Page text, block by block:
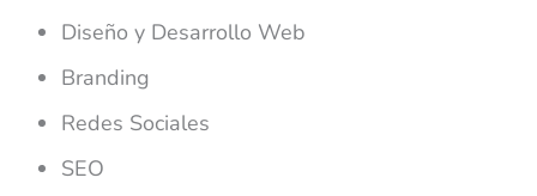
Diseño y Desarrollo Web
Branding
Redes Sociales
SEO